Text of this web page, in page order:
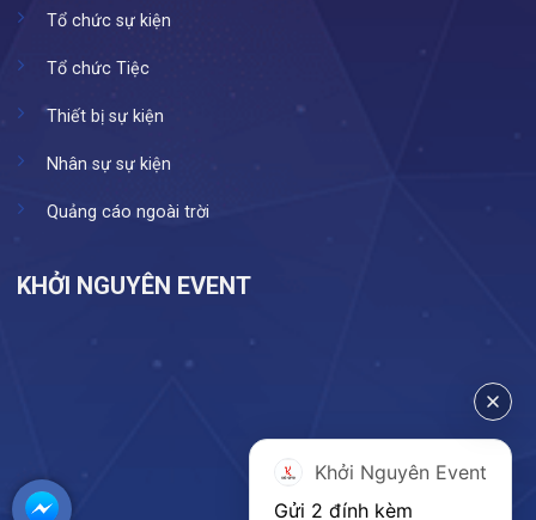
Tổ chức sự kiện
Tổ chức Tiệc
Thiết bị sự kiện
Nhân sự sự kiện
Quảng cáo ngoài trời
KHỞI NGUYÊN EVENT
Khởi Nguyên Event
Gửi 2 đính kèm